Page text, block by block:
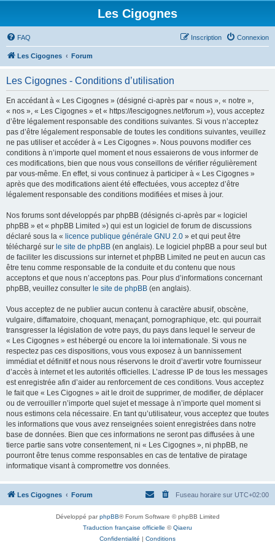
Les Cigognes
FAQ Connexion
Inscription
Les Cigognes Forum
Les Cigognes - Conditions d’utilisation
En accédant à « Les Cigognes » (désigné ci-après par « nous », « notre »,
« nos », « Les Cigognes » et « https://lescigognes.net/forum »), vous acceptez
d’être légalement responsable des conditions suivantes. Si vous n’acceptez
pas d’être légalement responsable de toutes les conditions suivantes, veuillez
ne pas utiliser et accéder à « Les Cigognes ». Nous pouvons modifier ces
conditions à n’importe quel moment et nous essaierons de vous informer de
ces modifications, bien que nous vous conseillons de vérifier régulièrement
par vous-même. En effet, si vous continuez à participer à « Les Cigognes »
après que des modifications aient été effectuées, vous acceptez d’être
légalement responsable des conditions modifiées et mises à jour.
Nos forums sont développés par phpBB (désignés ci-après par « logiciel
phpBB » et « phpBB Limited ») qui est un logiciel de forum de discussions
déclaré sous la « licence publique générale GNU 2.0 » et qui peut être
téléchargé sur le site de phpBB (en anglais). Le logiciel phpBB a pour seul but
de faciliter les discussions sur internet et phpBB Limited ne peut en aucun cas
être tenu comme responsable de la conduite et du contenu que nous
acceptons et que nous n’acceptons pas. Pour plus d’informations concernant
phpBB, veuillez consulter le site de phpBB (en anglais).
Vous acceptez de ne publier aucun contenu à caractère abusif, obscène,
vulgaire, diffamatoire, choquant, menaçant, pornographique, etc. qui pourrait
transgresser la législation de votre pays, du pays dans lequel le serveur de
« Les Cigognes » est hébergé ou encore la loi internationale. Si vous ne
respectez pas ces dispositions, vous vous exposez à un bannissement
immédiat et définitif et nous nous réservons le droit d’avertir votre fournisseur
d’accès à internet et les autorités officielles. L’adresse IP de tous les messages
est enregistrée afin d’aider au renforcement de ces conditions. Vous acceptez
le fait que « Les Cigognes » ait le droit de supprimer, de modifier, de déplacer
ou de verrouiller n’importe quel sujet et message à n’importe quel moment si
nous estimons cela nécessaire. En tant qu’utilisateur, vous acceptez que toutes
les informations que vous avez renseignées soient enregistrées dans notre
base de données. Bien que ces informations ne seront pas diffusées à une
tierce partie sans votre consentement, ni « Les Cigognes », ni phpBB, ne
pourront être tenus comme responsables en cas de tentative de piratage
informatique visant à compromettre vos données.
Les Cigognes Forum Fuseau horaire sur UTC+02:00
Développé parphpBB® Forum Software © phpBB Limited
Traduction française officielle ©Qiaeru
Confidentialité | Conditions